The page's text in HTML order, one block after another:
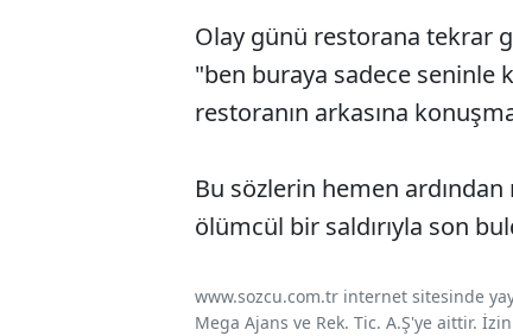
Olay günü restorana tekrar
"ben buraya sadece
restoranın arkasına
Bu sözlerin hemen
ölümcül bir saldırıyla son
www.sozcu.com.tr internet sitesinde
Mega Ajans ve Rek. Tic. A.Ş'ye aittir.